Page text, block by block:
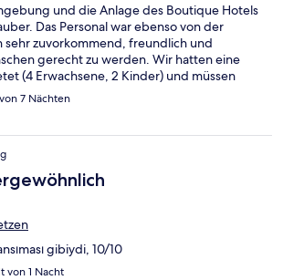
und die Anlage des Boutique Hotels
Das Personal war ebenso von der
sehr zuvorkommend, freundlich und
gerecht zu werden. Wir hatten eine
(4 Erwachsene, 2 Kinder) und müssen
der Villa schon recht mittelmässig war.
Preis-Leistungsverhältnis einfach nicht.
haben uns aber fairerweise neue Teegläser
war bei unserer Ankunft
gab sehr wenige Bügel, um die Kleider
würde die Familienvilla von einer
:). Das Essen am Pool wurde frisch
Das Personal konnte jederzeit
die administrativen Dinge verliefen
7 Nächten
gibiydi, 10/10
von 1 Nacht